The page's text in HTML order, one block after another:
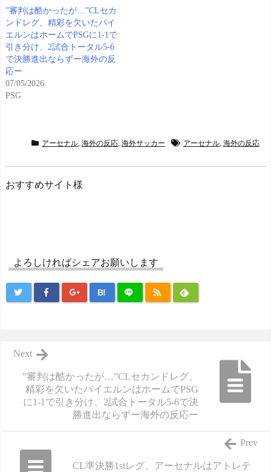
”審判は酷かったが…”CLセカ
ンドレグ、精彩を欠いたバイ
エルンはホームでPSGに1-1で
引き分け、2試合トータル5-6
で決勝進出ならずー海外の反
応ー
07/05/2026
PSG
アーセナル, 海外の反応, 海外サッカー アーセナル, 海外の反応
おすすめサイト様
よろしければシェアお願いします
B!
”審判は酷かったが…”CLセカンドレグ、
精彩を欠いたバイエルンはホームでPSG
に1-1で引き分け、2試合トータル5-6で決
勝進出ならずー海外の反応ー
Next
CL準決勝1stレグ、アーセナルはアトレテ
Prev